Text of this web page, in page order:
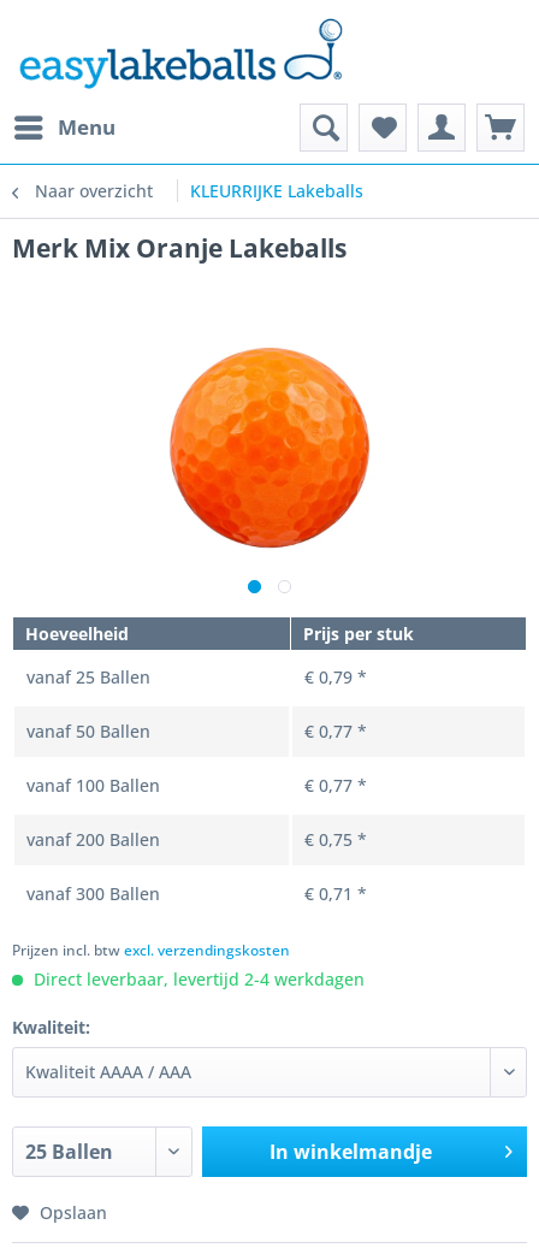
Menu
Naar overzicht KLEURRIJKE Lakeballs
Merk Mix Oranje Lakeballs
Hoeveelheid
Prijs per stuk
vanaf25 Ballen € 0,79 *
vanaf 50 Ballen € 0,77 *
vanaf 100 Ballen € 0,77 *
vanaf200 Ballen € 0,75 *
vanaf300 Ballen € 0,71 *
Prijzen incl. btwexcl. verzendingskosten
Direct leverbaar, levertijd 2-4 werkdagen
Kwaliteit:
In winkelmandje
Opslaan